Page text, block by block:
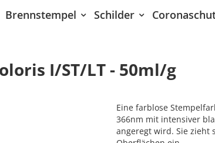
Brennstempel Schilder
I/ST/LT - 50ml/g
Eine farblose
366nm mit intensiver
angeregt wird. Sie zieht